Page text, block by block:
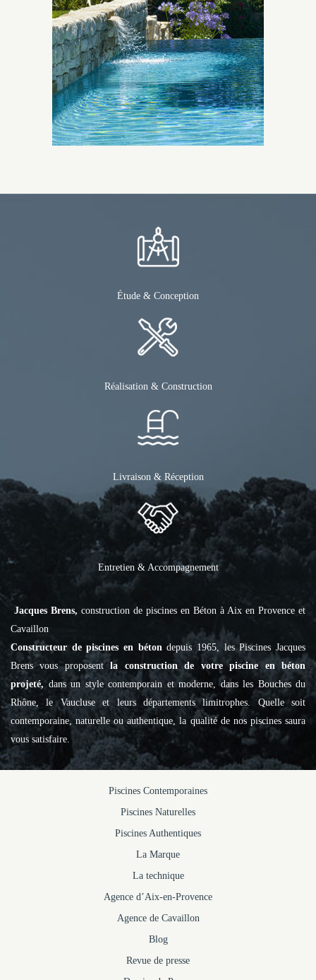
Étude & Conception
Réalisation & Construction
Livraison & Réception
Entretien & Accompagnement
Jacques Brens, construction de piscines en Béton à Aix en Provence et
Cavaillon
Constructeur de piscines en bétondepuis 1965, les Piscines Jacques
Brens vous proposentla construction de votre piscine en béton
projeté, dans un style contemporain et moderne, dans les Bouches du
Rhône, le Vaucluse et leurs départements limitrophes. Quelle soit
contemporaine, naturelle ou authentique, la qualité de nos piscines saura
vous satisfaire.
Piscines Contemporaines
Piscines Naturelles
Piscines Authentiques
La Marque
La technique
Agence d’Aix-en-Provence
Agence de Cavaillon
Blog
Revue de presse